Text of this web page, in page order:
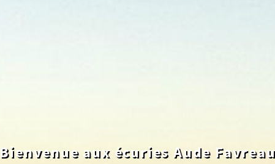
Bienvenue aux écuries Aude